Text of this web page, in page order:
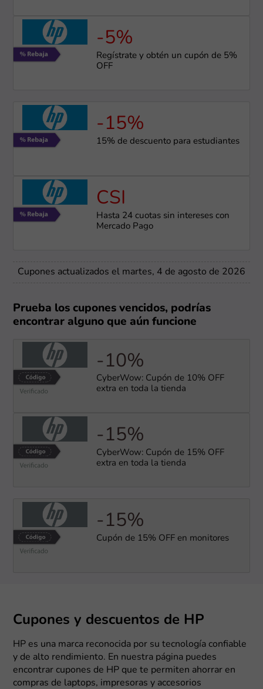
-5%
Regístrate y obtén un cupón de 5%
OFF
-15%
15% de descuento para estudiantes
CSI
Hasta 24 cuotas sin intereses con
Mercado Pago
Cupones actualizados el martes, 4 de agosto de 2026
Prueba los cupones vencidos, podrías
encontrar alguno que aún funcione
-10%
CyberWow: Cupón de 10% OFF
extra en toda la tienda
-15%
CyberWow: Cupón de 15% OFF
extra en toda la tienda
-15%
Cupón de 15% OFF en monitores
Cupones y descuentos de HP
HP es una marca reconocida por su tecnología confiable
y de alto rendimiento. En nuestra página puedes
encontrar cupones de HP que te permiten ahorrar en
compras de laptops, impresoras y accesorios